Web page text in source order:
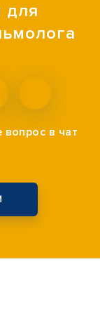
для
вопрос в чат